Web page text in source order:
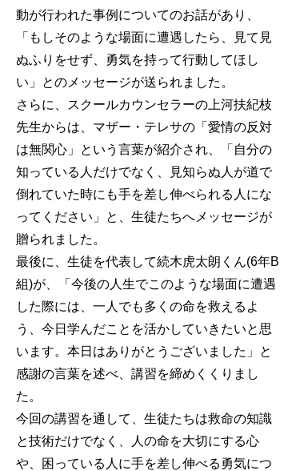
動が行われた事例についてのお話があり、
「もしそのような場面に遭遇したら、見て見
ぬふりをせず、勇気を持って行動してほし
い」とのメッセージが送られました。
さらに、スクールカウンセラーの上河扶紀枝
先生からは、マザー・テレサの「愛情の反対
は無関心」という言葉が紹介され、「自分の
知っている人だけでなく、見知らぬ人が道で
倒れていた時にも手を差し伸べられる人にな
ってください」と、生徒たちへメッセージが
贈られました。
最後に、生徒を代表して続木虎太朗くん(6年B
組)が、「今後の人生でこのような場面に遭遇
した際には、一人でも多くの命を救えるよ
う、今日学んだことを活かしていきたいと思
います。本日はありがとうございました」と
感謝の言葉を述べ、講習を締めくくりまし
た。
今回の講習を通して、生徒たちは救命の知識
と技術だけでなく、人の命を大切にする心
や、困っている人に手を差し伸べる勇気につ